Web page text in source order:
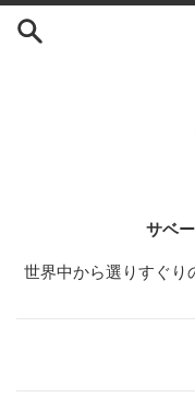
コ
サベ
世界中から選りすぐり